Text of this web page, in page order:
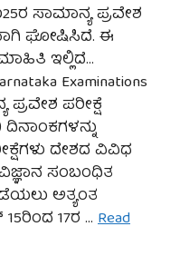
ಸಾಮಾನ್ಯ ಪ್ರವೇಶ
ಘೋಷಿಸಿದೆ. ಈ
ಇಲ್ಲಿದೆ…
Examinations
ಪ್ರವೇಶ ಪರೀಕ್ಷೆ
ದಿನಾಂಕಗಳನ್ನು
ದೇಶದ ವಿವಿಧ
ಸಂಬ೦ಧಿತ
ಅತ್ಯಂತ
17ರ … Read